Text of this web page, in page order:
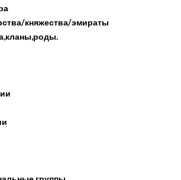
княжества/эмираты